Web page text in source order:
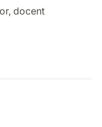
docent